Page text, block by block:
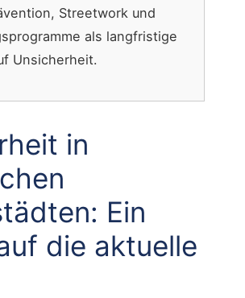
Streetwork und
als langfristige
Unsicherheit.
in
Ein
die aktuelle